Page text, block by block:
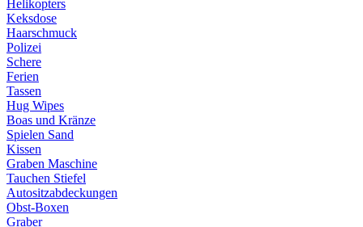
Helikopters
Keksdose
Haarschmuck
Polizei
Schere
Ferien
Tassen
Hug Wipes
Boas und Kränze
Spielen Sand
Kissen
Graben Maschine
Tauchen Stiefel
Autositzabdeckungen
Obst-Boxen
Graber